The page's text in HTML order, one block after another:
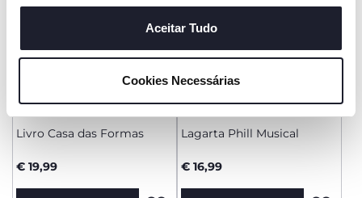
cookies. Se quiser saber mais, alterar ou revogar o
consentimento de todos ou de alguns cookies, clique em
"mostrar detalhes". Ao fechar este aviso, está a
são necessários e essenciais para garantir o
funcionamento desta página.
Aceitar Tudo
Cookies Necessárias
Livro Casa das Formas
€ 19,99
Lagarta Phill Musical
€ 16,99